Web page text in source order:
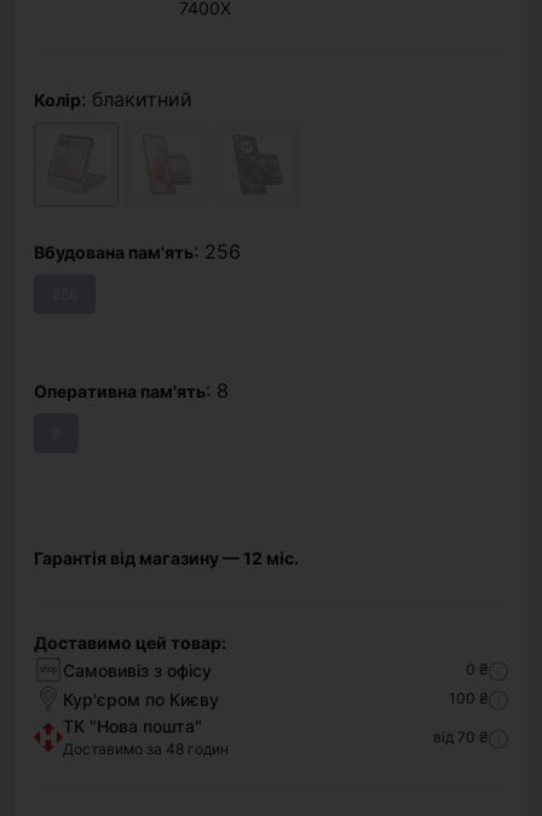
7400X
Колір: блакитний
Вбудована пам'ять: 256
Оперативна пам'ять: 8
Гарантія від магазину — 12 міс.
Доставимо цей товар:
Самовивіз з офісу
0 ₴
Кур'єром по Києву 100 ₴
ТК "Нова пошта"
Доставимо за 48 годин
від 70 ₴